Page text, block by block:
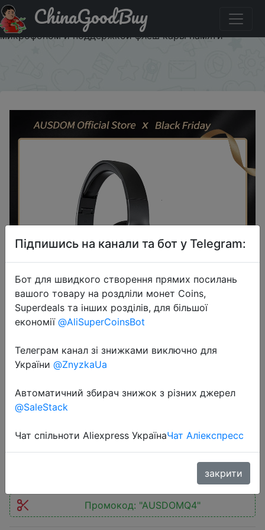
Паридбати з промокодом AUSDOMQ4 Ausdom M09
полноразмерные, беспроводные, блютуз наушники с
микрофоном и поддержкой флеш кары памяти
ChinaGoodBuy
2020-11-23
Ausdom M09 полноразмерные,
с микрофоном и поддержкой флеш
кары памяти
$10.27
Промокод: "AUSDOMQ4"
Підпишись на канали та бот у Telegram:
Бот для швидкого створення прямих посилань
вашого товару на роздліли монет Coins,
Superdeals та інших розділів, для більшої
економії @AliSuperCoinsBot
Телеграм канал зі знижками виключно для
України @ZnyzkaUa
Автоматичний збирач знижок з різних джерел
@SaleStack
Чат спільноти Aliexpress УкраїнаЧат Аліекспресс
закрити